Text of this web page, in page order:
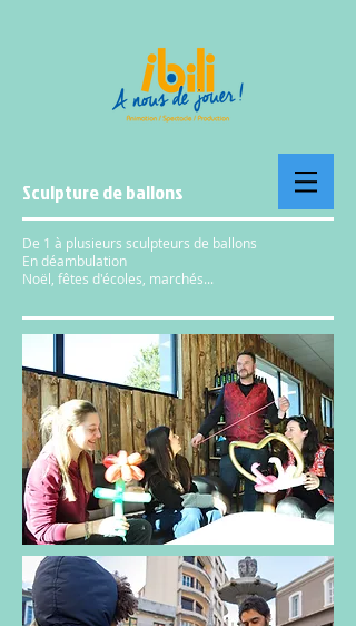
Sculpture de ballons
De 1 à plusieurs sculpteurs de ballons
En déambulation
Noël, fêtes d'écoles, marchés...